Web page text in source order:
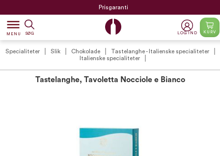
Prisgaranti
dehaze
MENU SØG LOG IND KURV
Specialiteter Slik Chokolade
Tastelanghe - Italienske specialiteter
Italienske specialiteter
Tastelanghe, Tavoletta Nocciole e Bianco